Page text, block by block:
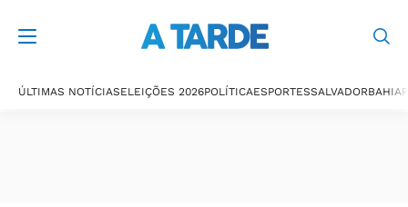
ÚLTIMAS NOTÍCIASELEIÇÕES 2026POLÍTICAESPORTESSALVADORBAHIA